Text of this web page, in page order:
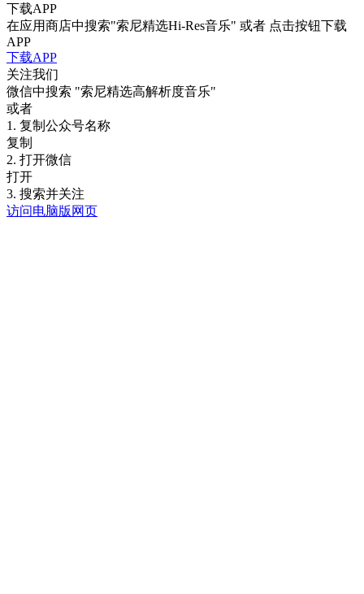
下载APP
在应用商店中搜索"索尼精选Hi-Res音乐" 或者 点击按钮下载
APP
下载APP
关注我们
微信中搜索 "索尼精选高解析度音乐"
或者
1. 复制公众号名称
复制
2. 打开微信
打开
3. 搜索并关注
访问电脑版网页